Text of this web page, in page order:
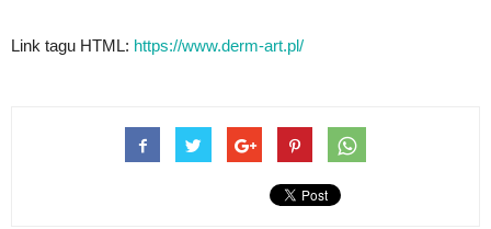
Link tagu HTML: https://www.derm-art.pl/